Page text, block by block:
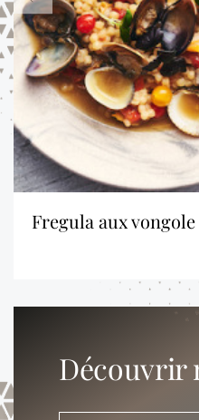
Découvrir
fregula aux vongole